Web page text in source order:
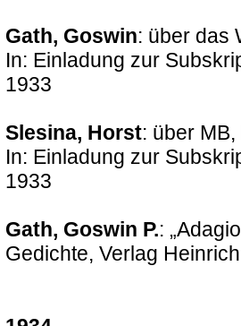
Gath, Goswin: über das
In: Einladung zur
1933
Slesina, Horst: über
In: Einladung zur
1933
Gath, Goswin P.:
Gedichte, Verlag